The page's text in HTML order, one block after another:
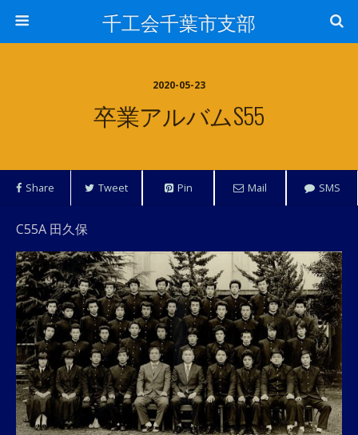
千工会千葉市支部
2020-05-23
卒業アルバムS55
Share Tweet Pin Mail SMS
C55A 田久保